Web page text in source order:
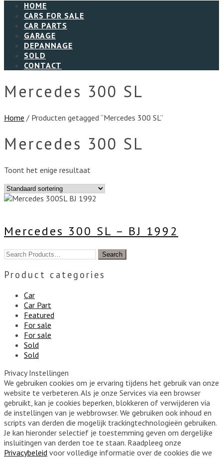
HOME
CARS FOR SALE
CAR PARTS
GARAGE
DEPANNAGE
SOLD
CONTACT
Mercedes 300 SL
Home / Producten getagged “Mercedes 300 SL”
Mercedes 300 SL
Toont het enige resultaat
Mercedes 300 SL – BJ 1992
Product categories
Car
Car Part
Featured
For sale
For sale
Sold
Sold
Privacy Instellingen
We gebruiken cookies om je ervaring tijdens het gebruik van onze
website te verbeteren. Als je onze Services via een browser
gebruikt, kan je cookies beperken, blokkeren of verwijderen via
de instellingen van je webbrowser. We gebruiken ook inhoud en
scripts van derden die mogelijk trackingtechnologieën gebruiken.
Je kan hieronder selectief je toestemming geven om dergelijke
insluitingen van derden toe te staan. Raadpleeg onze
Privacybeleid voor volledige informatie over de cookies die we